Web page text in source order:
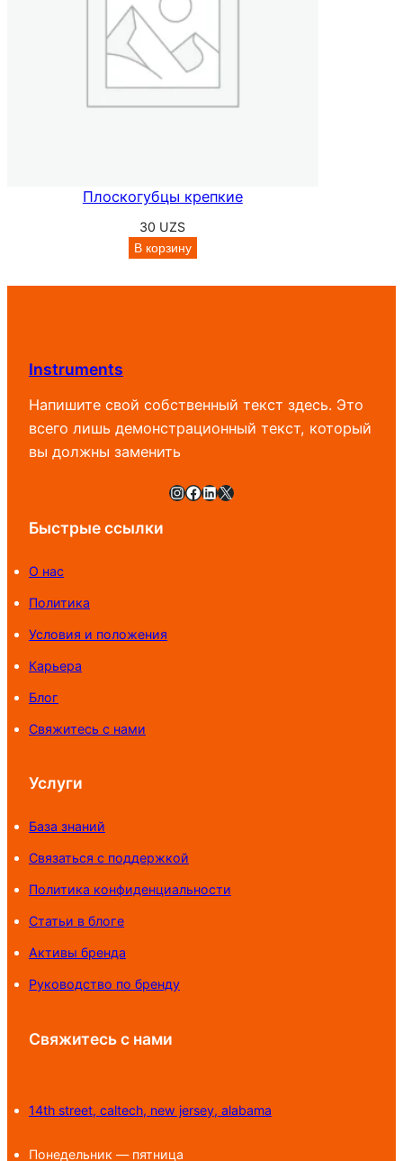
Плоскогубцы крепкие
30 UZS
В корзину
Instruments
Напишите свой собственный текст здесь. Это
всего лишь демонстрационный текст, который
вы должны заменить
InstagramFacebookLinkedInX
Быстрые ссылки
О нас
Политика
Условия и положения
Карьера
Блог
Свяжитесь с нами
Услуги
База знаний
Связаться с поддержкой
Политика конфиденциальности
Статьи в блоге
Активы бренда
Руководство по бренду
Свяжитесь с нами
14th street, caltech, new jersey, alabama
Понедельник — пятница